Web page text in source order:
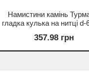
Намистини камінь
гладка кулька на нитці
357.98 грн